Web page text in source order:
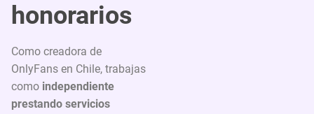
honorarios
Como creadora de
OnlyFans en Chile, trabajas
como independiente
prestando servicios